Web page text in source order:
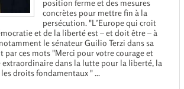
position ferme et des mesures
concrètes pour mettre fin à la
persécution. "L’Europe qui croit
et de la liberté est – et doit être – à
le sénateur Guilio Terzi dans sa
ces mots "Merci pour votre courage et
extraordinaire dans la lutte pour la liberté, la
droits fondamentaux " ...